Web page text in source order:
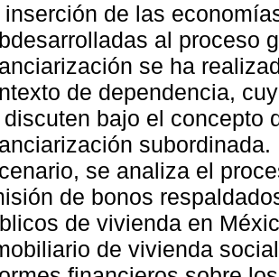
inserción de las
al proceso
se ha
de dependencia,
discuten bajo el concepto
subordinada.
se analiza el
de bonos
de vivienda en
de vivienda